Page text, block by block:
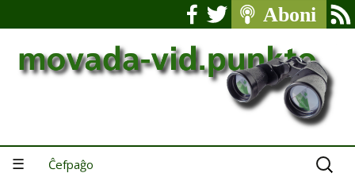
☰ Ĉefpaĝo
Serĉu: